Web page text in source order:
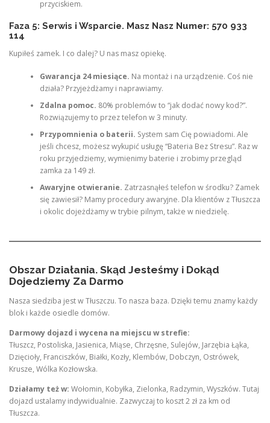
przyciskiem.
Faza 5: Serwis i Wsparcie. Masz Nasz Numer: 570 933
114
Kupiłeś zamek. I co dalej? U nas masz opiekę.
Gwarancja 24 miesiące. Na montaż i na urządzenie. Coś nie
działa? Przyjeżdżamy i naprawiamy.
Zdalna pomoc. 80% problemów to “jak dodać nowy kod?”.
Rozwiązujemy to przez telefon w 3 minuty.
Przypomnienia o baterii. System sam Cię powiadomi. Ale
jeśli chcesz, możesz wykupić usługę “Bateria Bez Stresu”. Raz w
roku przyjedziemy, wymienimy baterie i zrobimy przegląd
zamka za 149 zł.
Awaryjne otwieranie. Zatrzasnąłeś telefon w środku? Zamek
się zawiesił? Mamy procedury awaryjne. Dla klientów z Tłuszcza
i okolic dojeżdżamy w trybie pilnym, także w niedzielę.
Obszar Działania. Skąd Jesteśmy i Dokąd
Dojedziemy Za Darmo
Nasza siedziba jest w Tłuszczu. To nasza baza. Dzięki temu znamy każdy
blok i każde osiedle domów.
Darmowy dojazd i wycena na miejscu w strefie:
Tłuszcz, Postoliska, Jasienica, Miąse, Chrzęsne, Sulejów, Jarzębia Łąka,
Dzięcioły, Franciszków, Białki, Kozły, Klembów, Dobczyn, Ostrówek,
Krusze, Wólka Kozłowska.
Działamy też w: Wołomin, Kobyłka, Zielonka, Radzymin, Wyszków. Tutaj
dojazd ustalamy indywidualnie. Zazwyczaj to koszt 2 zł za km od
Tłuszcza.